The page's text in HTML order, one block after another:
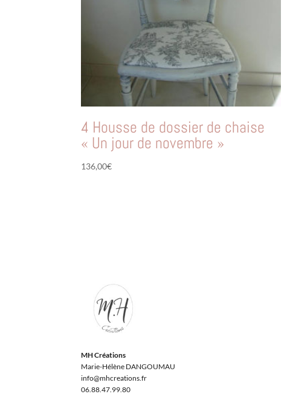
4 Housse de dossier de chaise
« Un jour de novembre »
136,00€
MH Créations
Marie-Hélène DANGOUMAU
info@mhcreations.fr
06.88.47.99.80